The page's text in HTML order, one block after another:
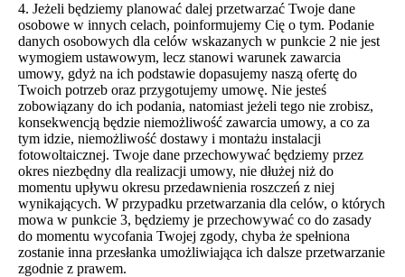
4. Jeżeli będziemy planować dalej przetwarzać Twoje dane
osobowe w innych celach, poinformujemy Cię o tym. Podanie
danych osobowych dla celów wskazanych w punkcie 2 nie jest
wymogiem ustawowym, lecz stanowi warunek zawarcia
umowy, gdyż na ich podstawie dopasujemy naszą ofertę do
Twoich potrzeb oraz przygotujemy umowę. Nie jesteś
zobowiązany do ich podania, natomiast jeżeli tego nie zrobisz,
konsekwencją będzie niemożliwość zawarcia umowy, a co za
tym idzie, niemożliwość dostawy i montażu instalacji
fotowoltaicznej. Twoje dane przechowywać będziemy przez
okres niezbędny dla realizacji umowy, nie dłużej niż do
momentu upływu okresu przedawnienia roszczeń z niej
wynikających. W przypadku przetwarzania dla celów, o których
mowa w punkcie 3, będziemy je przechowywać co do zasady
do momentu wycofania Twojej zgody, chyba że spełniona
zostanie inna przesłanka umożliwiająca ich dalsze przetwarzanie
zgodnie z prawem.